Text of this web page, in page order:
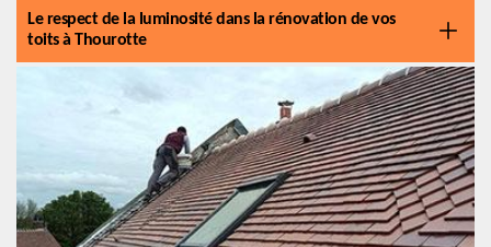
Le respect de la luminosité dans la rénovation de vos
toits à Thourotte